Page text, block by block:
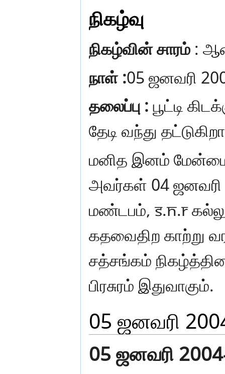
நிகழ்வு
நிகழ்வின் சாரம்:
நாள் :05 ஜனவரி
தலைப்பு : பூட்டி
தேடி வந்து
மனித இனம்
அவர்கள் 04 ஜனவரி
மண்டபம், S.N.R
கதவைதிற காற்று
சத்சங்கம்
பிரசுரம் இதுவாகும்.
05 ஜனவரி
05 ஜனவரி